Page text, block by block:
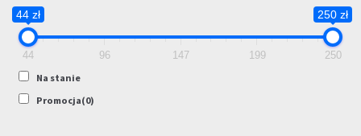
44 zł 250 zł
44 96 147 199
250
Na stanie
Promocja(0)